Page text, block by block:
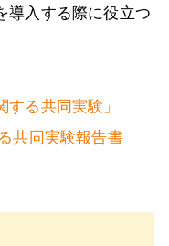
導入する際に役立つ
る共同実験」
共同実験報告書